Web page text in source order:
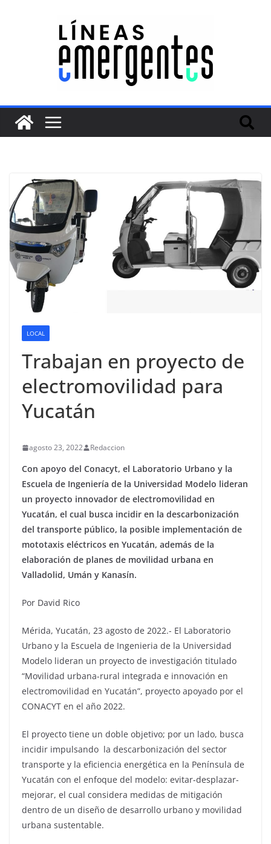
LOCAL
Trabajan en proyecto de
electromovilidad para
Yucatán
agosto 23, 2022 Redaccion
Con apoyo del Conacyt, el Laboratorio Urbano y la
Escuela de Ingeniería de la Universidad Modelo lideran
un proyecto innovador de electromovilidad en
Yucatán, el cual busca incidir en la descarbonización
del transporte público, la posible implementación de
mototaxis eléctricos en Yucatán, además de la
elaboración de planes de movilidad urbana en
Valladolid, Umán y Kanasín.
Por David Rico
Mérida, Yucatán, 23 agosto de 2022.- El Laboratorio
Urbano y la Escuela de Ingenieria de la Universidad
Modelo lideran un proyecto de investigación titulado
“Movilidad urbana-rural integrada e innovación en
electromovilidad en Yucatán”, proyecto apoyado por el
CONACYT en el año 2022.
El proyecto tiene un doble objetivo; por un lado, busca
incidir impulsando la descarbonización del sector
transporte y la eficiencia energética en la Península de
Yucatán con el enfoque del modelo: evitar-desplazar-
mejorar, el cual considera medidas de mitigación
dentro de un diseño de desarrollo urbano y movilidad
urbana sustentable.